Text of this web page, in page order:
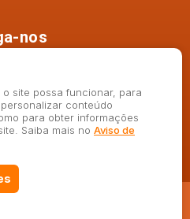
nos
os direitos reservados.
site possa funcionar, para
conteúdo
para obter informações
Saiba mais no Aviso de